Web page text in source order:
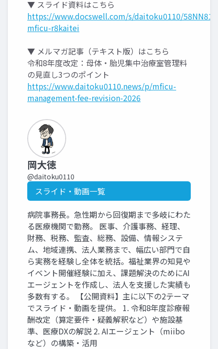
▼ スライド資料はこちら
https://www.docswell.com/s/daitoku0110/58NN81-
mficu-r8kaitei
▼ メルマガ記事（テキスト版）はこちら
令和8年度改定：母体・胎児集中治療室管理料
の見直し3つのポイント
https://www.daitoku0110.news/p/mficu-
management-fee-revision-2026
岡大徳
@daitoku0110
スライド・動画一覧
病院事務長。急性期から回復期まで多岐にわた
る医療機関で勤務。 医事、介護事務、経理、
財務、税務、監査、総務、設備、情報システ
ム、地域連携、法人業務まで、幅広い部門で自
ら実務を経験し全体を統括。福祉業界の知見や
イベント開催経験に加え、課題解決のためにAI
エージェントを作成し、法人を支援した実績も
多数有する。 【公開資料】主に以下の2テーマ
でスライド・動画を提供。 1. 令和8年度診療報
酬改定（算定要件・疑義解釈など）や施設基
準、医療DXの解説 2. AIエージェント（miibo
など）の構築・活用